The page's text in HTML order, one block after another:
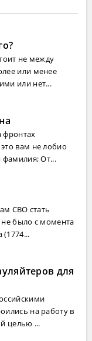
не между
или менее
или нет...
фронтах
вам не лобио
фамилия; От...
СВО стать
было с момента
для
на работу в
целью ...